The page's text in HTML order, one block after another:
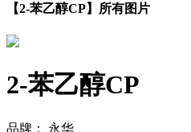
【2-苯乙醇CP】所有图片
2-苯乙醇CP
品牌：
永华